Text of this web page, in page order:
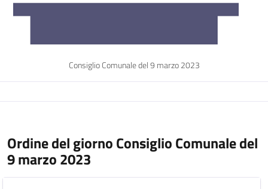
Consiglio Comunale del 9 marzo 2023
Ordine del giorno Consiglio Comunale del
9 marzo 2023